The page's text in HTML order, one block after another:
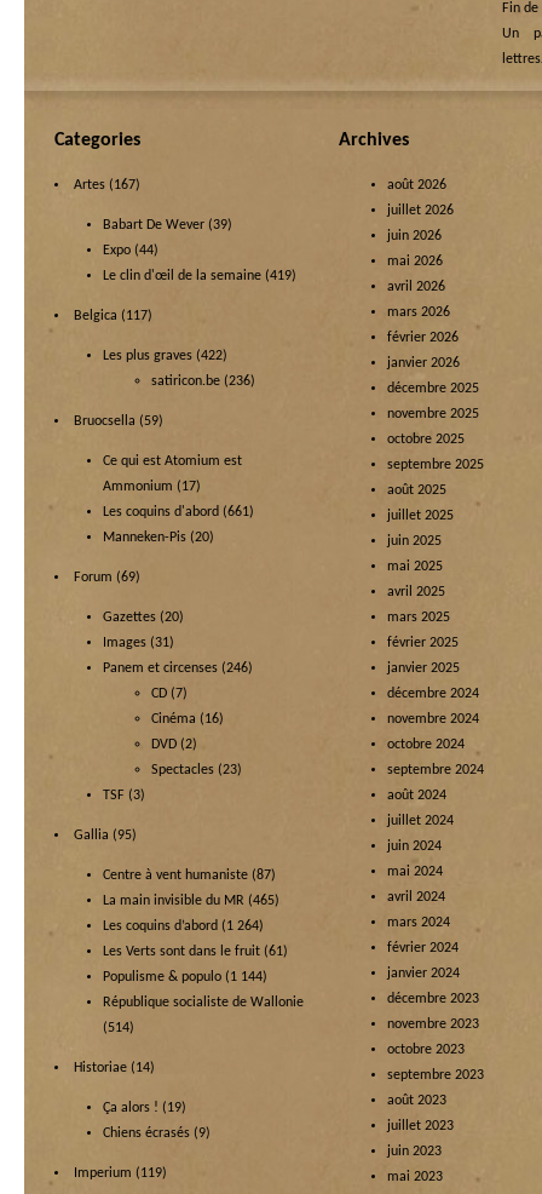
Fin
Un
Categories
Artes (167)
Babart De Wever (39)
Expo (44)
Le clin d'œil de la semaine (419)
Belgica (117)
Les plus graves (422)
satiricon.be (236)
Bruocsella (59)
Ce qui est Atomium est
Ammonium (17)
Les coquins d'abord (661)
Manneken-Pis (20)
Forum (69)
Gazettes (20)
Images (31)
Panem et circenses (246)
CD (7)
Cinéma (16)
DVD (2)
Spectacles (23)
TSF (3)
Gallia (95)
Centre à vent humaniste (87)
La main invisible du MR (465)
Les coquins d’abord (1 264)
Les Verts sont dans le fruit (61)
Populisme & populo (1 144)
République socialiste de Wallonie
(514)
Historiae (14)
Ça alors ! (19)
Chiens écrasés (9)
Imperium (119)
Archives
août 2026
juillet 2026
juin 2026
mai 2026
avril 2026
mars 2026
février 2026
janvier 2026
décembre 2025
novembre 2025
octobre 2025
septembre 2025
août 2025
juillet 2025
juin 2025
mai 2025
avril 2025
mars 2025
février 2025
janvier 2025
décembre 2024
novembre 2024
octobre 2024
septembre 2024
août 2024
juillet 2024
juin 2024
mai 2024
avril 2024
mars 2024
février 2024
janvier 2024
décembre 2023
novembre 2023
octobre 2023
septembre 2023
août 2023
juillet 2023
juin 2023
mai 2023